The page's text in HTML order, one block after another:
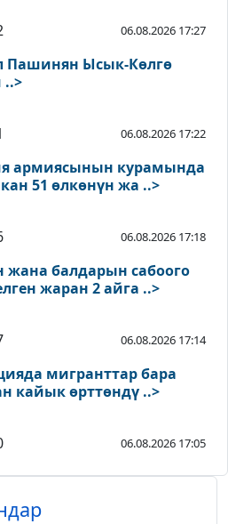
06.08.2026 17:27
Пашинян Ысык-Көлгө
..>
06.08.2026 17:22
армиясынын курамында
51 өлкөнүн жа ..>
06.08.2026 17:18
жана балдарын сабоого
жаран 2 айга ..>
06.08.2026 17:14
мигранттар бара
кайык өрттөндү ..>
06.08.2026 17:05